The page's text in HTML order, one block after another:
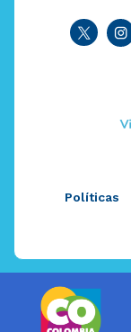
Políticas